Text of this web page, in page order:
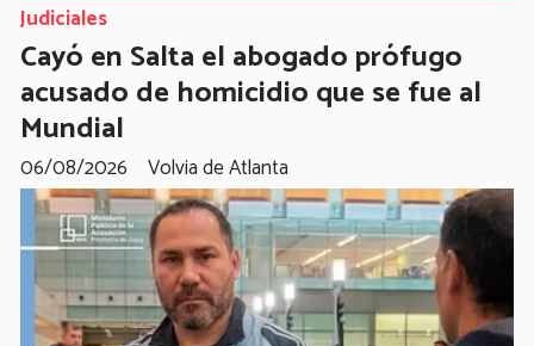
Cayó en Salta el abogado prófugo
acusado de homicidio que se fue al
Mundial
Volvia de Atlanta
Judiciales
06/08/2026